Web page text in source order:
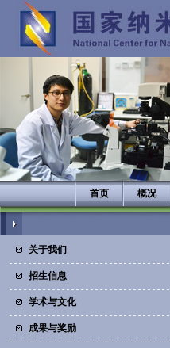
首页 概况
关于我们
招生信息
学术与文化
成果与奖励